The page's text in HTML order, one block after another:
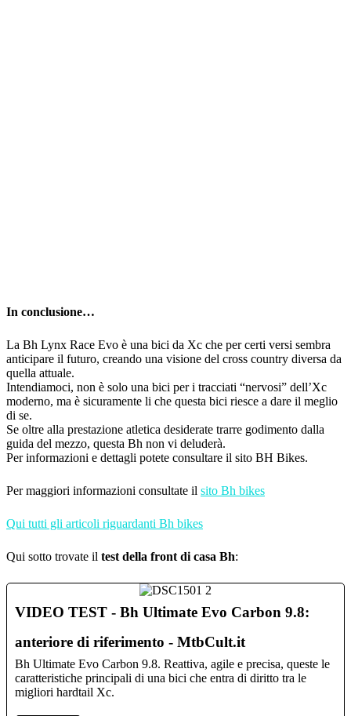
In conclusione…
La Bh Lynx Race Evo è una bici da Xc che per certi versi sembra
anticipare il futuro, creando una visione del cross country diversa da
quella attuale.
Intendiamoci, non è solo una bici per i tracciati “nervosi” dell’Xc
moderno, ma è sicuramente li che questa bici riesce a dare il meglio
di se.
Se oltre alla prestazione atletica desiderate trarre godimento dalla
guida del mezzo, questa Bh non vi deluderà.
Per informazioni e dettagli potete consultare il sito BH Bikes.
Per maggiori informazioni consultate il sito Bh bikes
Qui tutti gli articoli riguardanti Bh bikes
Qui sotto trovate il test della front di casa Bh:
VIDEO TEST - Bh Ultimate Evo Carbon 9.8:
anteriore di riferimento - MtbCult.it
Bh Ultimate Evo Carbon 9.8. Reattiva, agile e precisa, queste le
caratteristiche principali di una bici che entra di diritto tra le
migliori hardtail Xc.